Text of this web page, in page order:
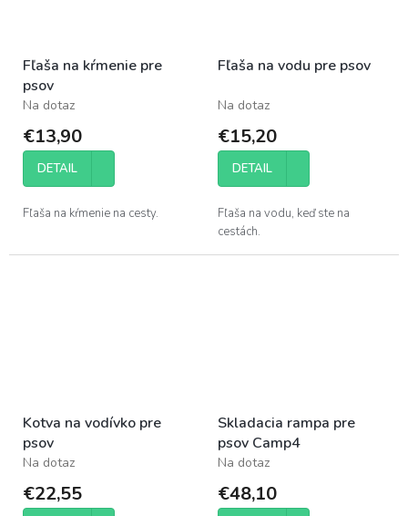
Fľaša na kŕmenie pre
psov
Na dotaz
€13,90
DETAIL
Fľaša na kŕmenie na cesty.
Fľaša na vodu pre psov
Na dotaz
€15,20
DETAIL
Fľaša na vodu, keď ste na
cestách.
Kotva na vodívko pre
psov
Na dotaz
€22,55
Skladacia rampa pre
psov Camp4
Na dotaz
€48,10